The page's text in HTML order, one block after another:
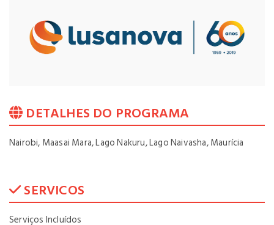
DETALHES DO PROGRAMA
Nairobi, Maasai Mara, Lago Nakuru, Lago Naivasha, Maurícia
SERVICOS
Serviços Incluídos